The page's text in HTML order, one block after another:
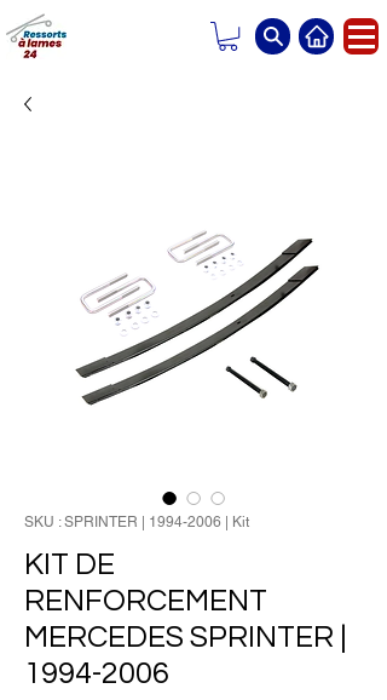
SKU : SPRINTER | 1994-2006 | Kit
KIT DE
RENFORCEMENT
MERCEDES SPRINTER |
1994-2006